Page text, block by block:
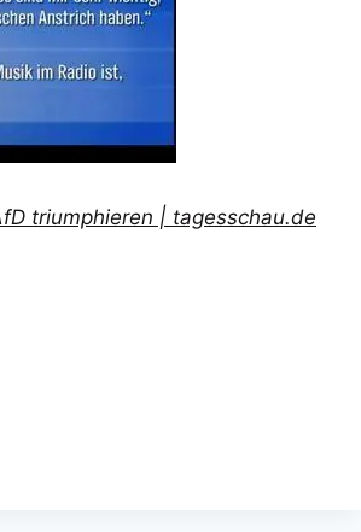
triumphieren | tagesschau.de